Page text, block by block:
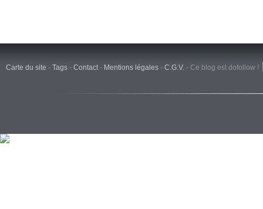
Carte du site - Tags - Contact - Mentions légales - C.G.V. - Ce blog est dofollow !